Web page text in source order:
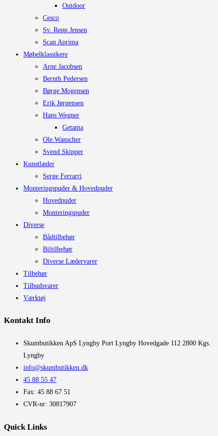
Outdoor
Cesco
Sv. Repp Jensen
Scan Aprima
Møbelklassikere
Arne Jacobsen
Bernth Pedersen
Børge Mogensen
Erik Jørgensen
Hans Wegner
Getama
Ole Wanscher
Svend Skipper
Kunstlæder
Serge Ferrarri
Monteringspuder & Hovedpuder
Hovedpuder
Monteringspuder
Diverse
Bådtilbehør
Biltilbehør
Diverse Lædervarer
Tilbehør
Tilbudsvarer
Værktøj
Kontakt Info
​Skumbutikken ApS Lyngby Port Lyngby Hovedgade 112 2800 Kgs.
Lyngby
info@skumbutikken.dk
45 88 55 47
Fax: 45 88 67 51
CVR-nr: 30817907
Quick Links